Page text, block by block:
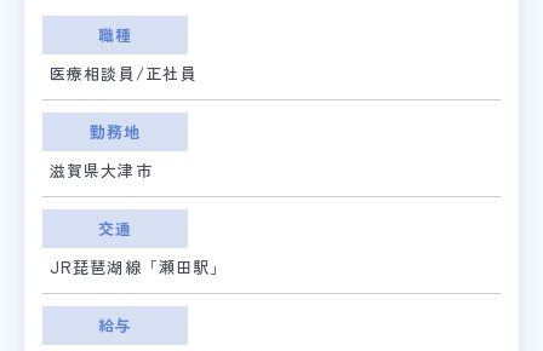
職種
医療相談員/正社員
勤務地
滋賀県大津市
交通
JR琵琶湖線「瀬田駅」
給与